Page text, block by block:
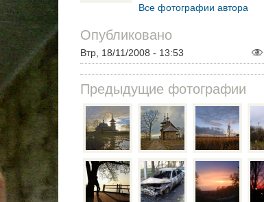
Все фотографии автора
Опубликовано
Втр, 18/11/2008 - 13:53
Предыдущие фотографии